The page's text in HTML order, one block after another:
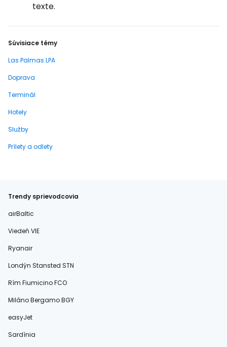
texte.
Súvisiace témy
Las Palmas LPA
Doprava
Terminál
Hotely
Služby
Prílety a odlety
Trendy sprievodcovia
airBaltic
Viedeň VIE
Ryanair
Londýn Stansted STN
Rím Fiumicino FCO
Miláno Bergamo BGY
easyJet
Sardínia